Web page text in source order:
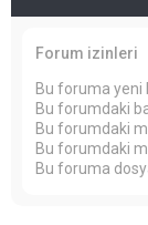
Forum izinleri
Bu foruma yeni
Bu forumdaki
Bu forumdaki
Bu forumdaki
Bu foruma